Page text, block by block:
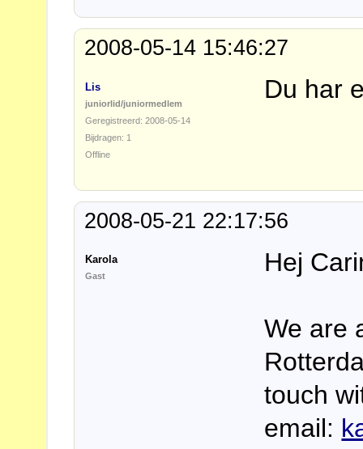
2008-05-14 15:46:27
Lis
juniorlid/juniormedlem
Geregistreerd: 2008-05-14
Bijdragen: 1
Du har
Offline
2008-05-21 22:17:56
Karola
Gast Hej
We are
touch
email: